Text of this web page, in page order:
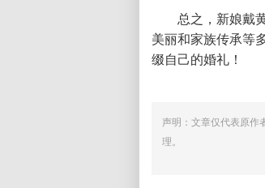
总之，新娘戴
美丽和家族传承等
缀自己的婚礼！
声明：文章仅代表原作
理。